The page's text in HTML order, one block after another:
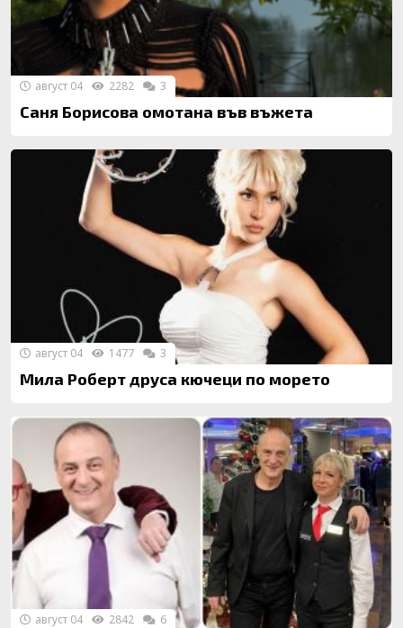
Саня Борисова омотана във въжета
август 04 2282 3
Мила Роберт друса кючеци по морето
август 04 1477 3
август 04 2842 6